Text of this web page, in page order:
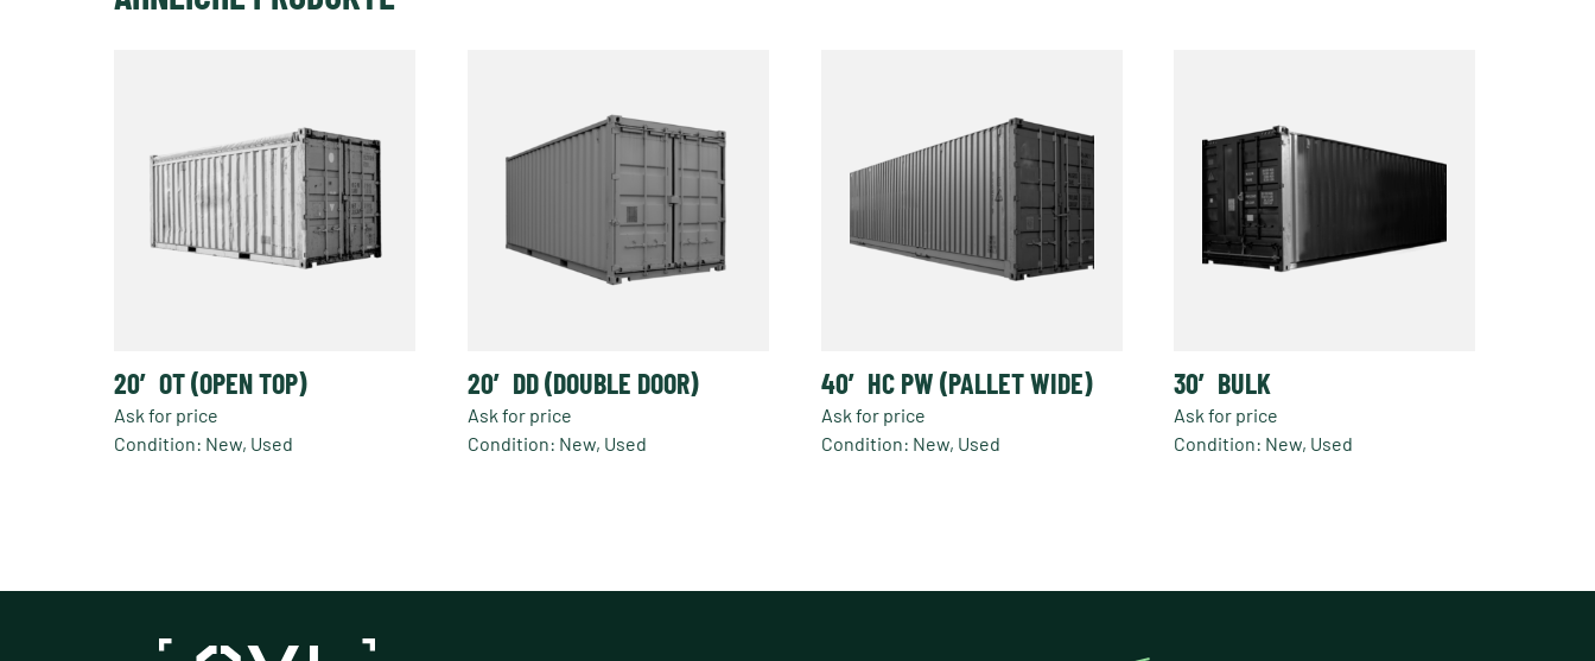
20′ OT (OPEN TOP)
Ask for price
Condition: New, Used
Varianten
20′ DD (DOUBLE DOOR)
Ask for price
Condition: New, Used
40′ HC PW (PALLET WIDE)
Ask for price
Condition: New, Used
30′ BULK
Ask for price
Condition: New, Used